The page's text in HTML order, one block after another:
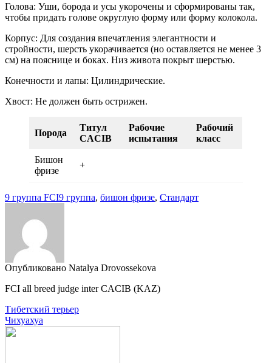
Голова: Уши, борода и усы укорочены и сформированы так,
чтобы придать голове округлую форму или форму колокола.
Корпус: Для создания впечатления элегантности и
стройности, шерсть укорачивается (но оставляется не менее 3
см) на пояснице и боках. Низ живота покрыт шерстью.
Конечности и лапы: Цилиндрические.
Хвост: Не должен быть острижен.
Порода
Титул
CACIB
Рабочие
испытания
Рабочий
класс
Бишон
фризе
+
9 группа FCI9 группа, бишон фризе, Стандарт
Опубликовано Natalya Drovossekova
FCI all breed judge inter CACIB (KAZ)
Навигация
по
Тибетский терьер
Чихуахуа